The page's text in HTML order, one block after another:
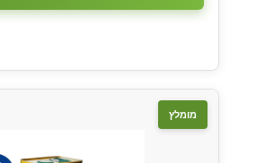
מומלץ